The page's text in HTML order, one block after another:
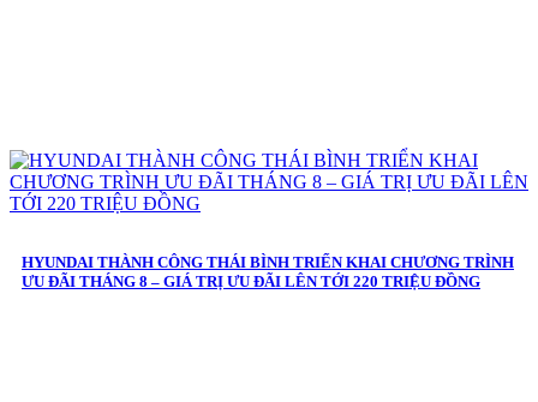
HYUNDAI THÀNH CÔNG THÁI BÌNH TRIỂN KHAI CHƯƠNG TRÌNH
ƯU ĐÃI THÁNG 8 – GIÁ TRỊ ƯU ĐÃI LÊN TỚI 220 TRIỆU ĐỒNG